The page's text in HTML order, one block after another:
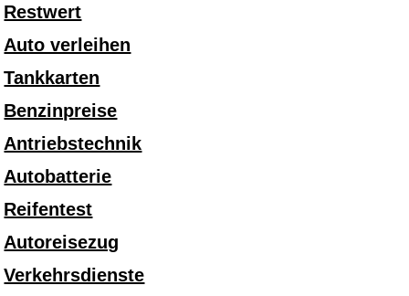
Restwert
Auto verleihen
Tankkarten
Benzinpreise
Antriebstechnik
Autobatterie
Reifentest
Autoreisezug
Verkehrsdienste